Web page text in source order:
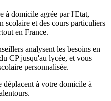
à domicile agrée par l'Etat,
scolaire et des cours particuliers
en France.
analysent les besoins en
CP jusqu'au lycée, et vous
personnalisée.
déplacent à votre domicile à